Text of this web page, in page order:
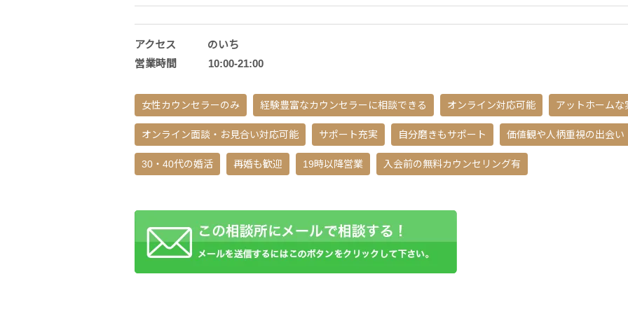
アクセス のいち
営業時間 10:00-21:00
女性カウンセラーのみ 経験豊富なカウンセラーに相談できる オンライン対応可能 アットホームな
オンライン面談・お見合い対応可能 サポート充実 自分磨きもサポート 価値観や人柄重視の出会い
30・40代の婚活 再婚も歓迎 19時以降営業 入会前の無料カウンセリング有